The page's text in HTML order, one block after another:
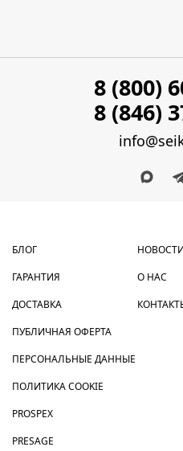
8 (800)
8 (846)
БЛОГ
ГАРАНТИЯ
ДОСТАВКА
НОВОСТИ
О НАС
ПУБЛИЧНАЯ ОФЕРТА
ПЕРСОНАЛЬНЫЕ ДАННЫЕ
ПОЛИТИКА COOKIE
PROSPEX
PRESAGE